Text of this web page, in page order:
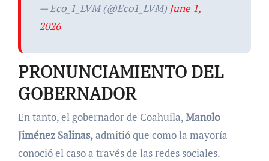
— Eco_1_LVM (@Eco1_LVM) June 1,
2026
PRONUNCIAMIENTO DEL
GOBERNADOR
En tanto, el gobernador de Coahuila,Manolo
Jiménez Salinas,admitió que como la mayoría
conoció el caso a través de las redes sociales.